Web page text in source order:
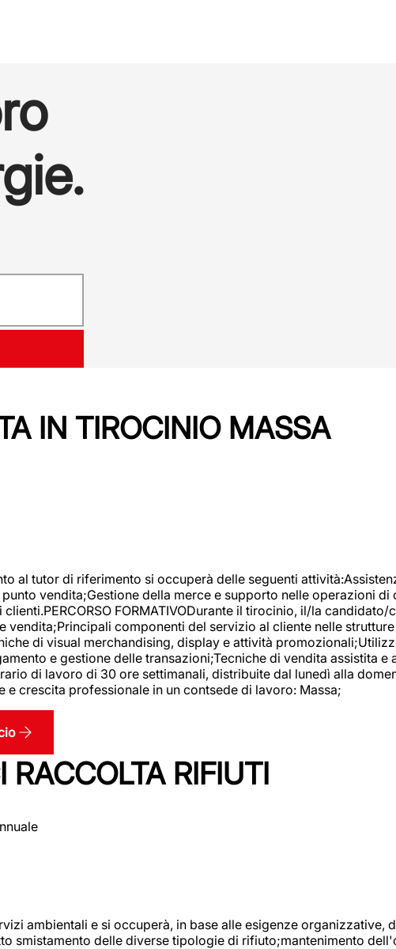
IN TIROCINIO MASSA
al tutor di riferimento si occuperà delle seguenti
vendita;Gestione della merce e supporto nelle operazioni
FORMATIVODurante il tirocinio, il/la
vendita;Principali componenti del servizio al cliente nelle
di visual merchandising, display e attività
e gestione delle transazioni;Tecniche di vendita assistita
di lavoro di 30 ore settimanali, distribuite dal lunedì alla
crescita professionale in un contsede di lavoro: Massa;
RACCOLTA RIFIUTI
ambientali e si occuperà, in base alle esigenze
smistamento delle diverse tipologie di rifiuto;mantenimento